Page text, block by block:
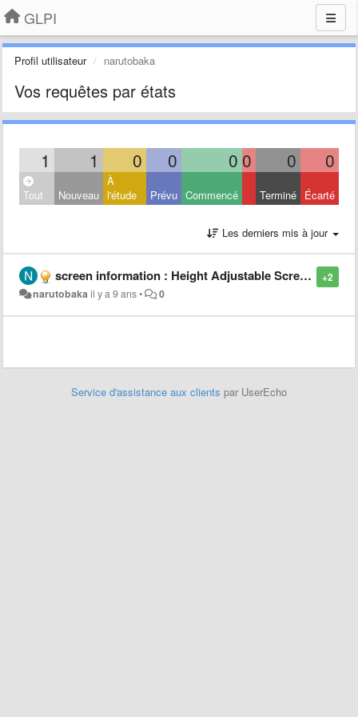
GLPI
Profil utilisateur narutobaka
Vos requêtes par états
1 1 0 0 0 0 0 0
Tout Nouveau
À
l'étude
Prévu Commencé Terminé Écarté
Les derniers mis à jour
+2
screen information : Height Adjustable Screen Stand Yes/No
narutobakail y a 9 ans• 0
Service d'assistance aux clients par UserEcho